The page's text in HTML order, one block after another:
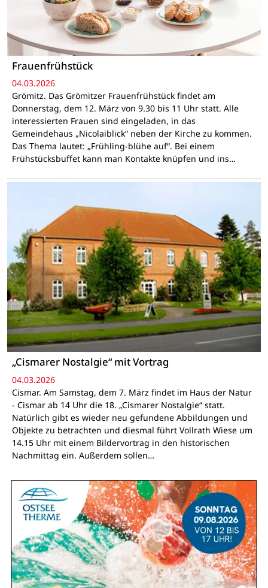
Frauenfrühstück
04.03.2026
Grömitz. Das Grömitzer Frauenfrühstück findet am
Donnerstag, dem 12. März von 9.30 bis 11 Uhr statt. Alle
interessierten Frauen sind eingeladen, in das
Gemeindehaus „Nicolaiblick“ neben der Kirche zu kommen.
Das Thema lautet: „Frühling-blühe auf“. Bei einem
Frühstücksbuffet kann man Kontakte knüpfen und ins…
„Cismarer Nostalgie“ mit Vortrag
04.03.2026
Cismar. Am Samstag, dem 7. März findet im Haus der Natur
- Cismar ab 14 Uhr die 18. „Cismarer Nostalgie“ statt.
Natürlich gibt es wieder neu gefundene Abbildungen und
Objekte zu betrachten und diesmal führt Vollrath Wiese um
14.15 Uhr mit einem Bildervortrag in den historischen
Nachmittag ein. Außerdem sollen…